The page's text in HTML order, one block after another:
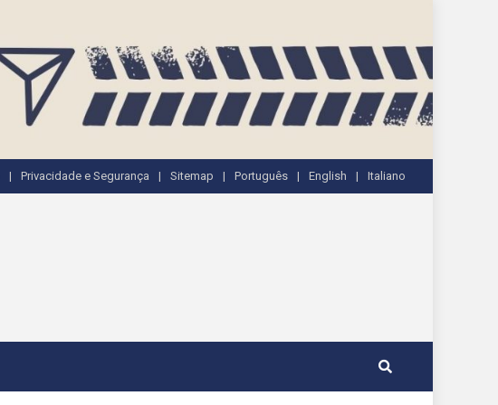
Privacidade e Segurança Sitemap Português English Italiano